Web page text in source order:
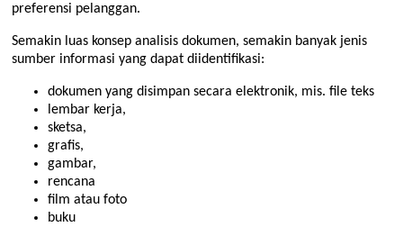
preferensi pelanggan.
Semakin luas konsep analisis dokumen, semakin banyak jenis
sumber informasi yang dapat diidentifikasi:
dokumen yang disimpan secara elektronik, mis. file teks
lembar kerja,
sketsa,
grafis,
gambar,
rencana
film atau foto
buku